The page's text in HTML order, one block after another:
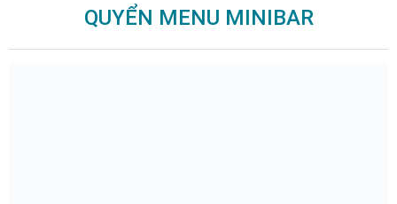
QUYỂN MENU MINIBAR